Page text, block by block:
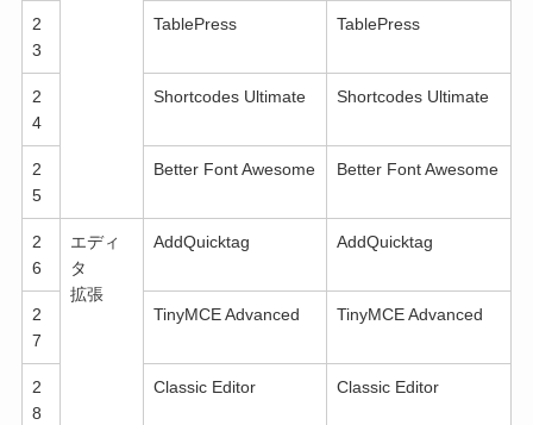
2
3
TablePress TablePress
2
4
Shortcodes Ultimate Shortcodes Ultimate
2
5
Better Font Awesome Better Font Awesome
2
6
エディ
タ
拡張
AddQuicktag AddQuicktag
2
7
TinyMCE Advanced TinyMCE Advanced
2
8
Classic Editor Classic Editor